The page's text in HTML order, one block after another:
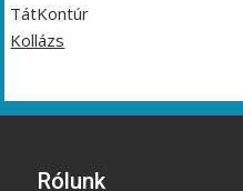
TátKontúr
Kollázs
Rólunk